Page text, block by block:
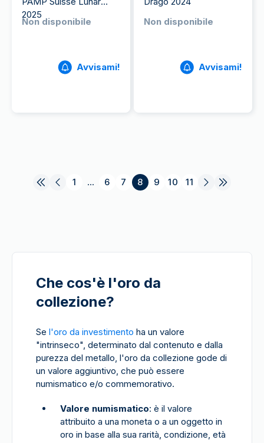
2025
Non disponibile
Avvisami!
Non disponibile
Avvisami!
1 ... 6 7 8 9 10 11
Che cos'è l'oro da
collezione?
Se l'oro da investimento ha un valore
"intrinseco", determinato dal contenuto e dalla
purezza del metallo, l'oro da collezione gode di
un valore aggiuntivo, che può essere
numismatico e/o commemorativo.
Valore numismatico: è il valore
attribuito a una moneta o a un oggetto in
oro in base alla sua rarità, condizione, età